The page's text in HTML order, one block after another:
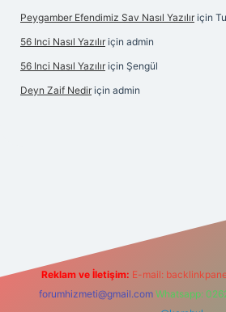
Peygamber Efendimiz Sav Nasıl Yazılır için
56 Inci Nasıl Yazılır için admin
56 Inci Nasıl Yazılır için Şengül
Deyn Zaif Nedir için admin
Reklam ve İletişim: E-mail:
forumhizmeti@gmail.com Whatsapp: